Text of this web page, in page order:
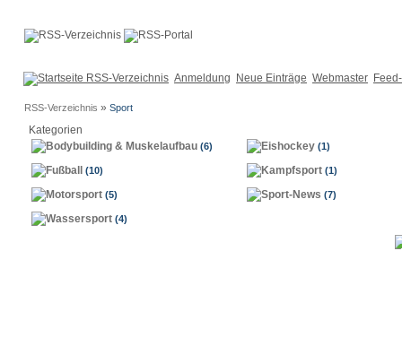
Anmeldung Neue Einträge Webmaster
RSS-Verzeichnis » Sport
Kategorien
Bodybuilding & Muskelaufbau (6) Eishockey (1)
Fußball (10) Kampfsport (1)
Motorsport (5) Sport-News (7)
Wassersport (4)